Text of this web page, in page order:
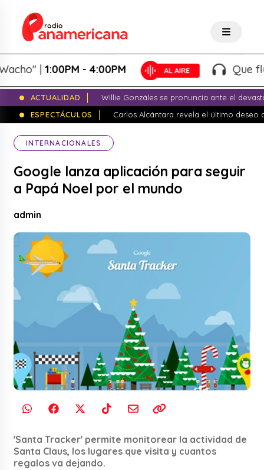
|1:00PM - 4:00PM Que fluya
ACTUALIDAD
Willie Gonzáles se pronuncia ante el
ESPECTÁCULOS
Carlos Alcántara revela el último deseo
INTERNACIONALES
Google lanza aplicación para seguir
a Papá Noel por el mundo
admin
'Santa Tracker' permite monitorear la actividad de
Santa Claus, los lugares que visita y cuantos
regalos va dejando.